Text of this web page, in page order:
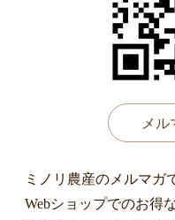
メル
ミノリ農産のメルマガ
Webショップでのお得